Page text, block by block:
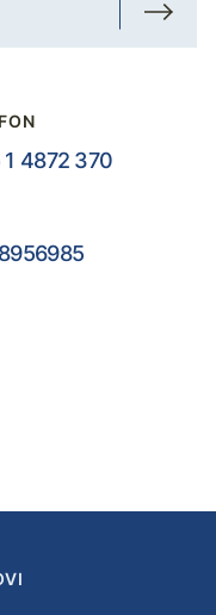
4872 370